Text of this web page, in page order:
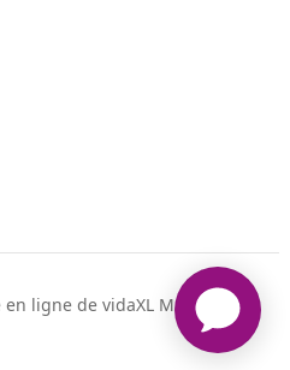
en ligne de vidaXL Markerplace